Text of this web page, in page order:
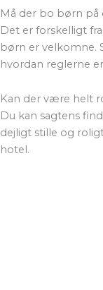
Må der bo børn på
Det er forskelligt
børn er
hvordan reglerne
Kan der være helt
Du kan sagtens
dejligt stille og
hotel.